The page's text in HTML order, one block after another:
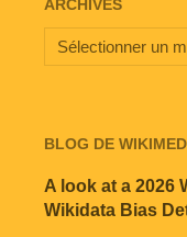
ARCHIVES
BLOG DE
A look at a 2026
Wikidata Bias